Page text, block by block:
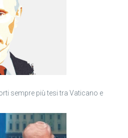
sempre più tesi tra Vaticano e